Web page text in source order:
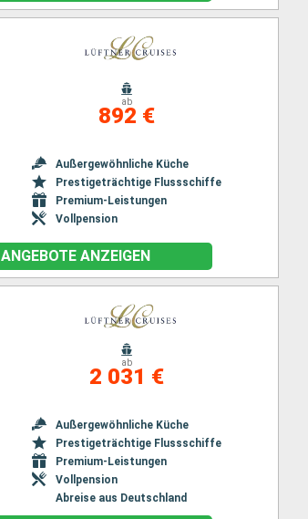
ab
892 €
Außergewöhnliche Küche
Prestigeträchtige Flussschiffe
Premium-Leistungen
Vollpension
ANGEBOTE ANZEIGEN
ab
2 031 €
Außergewöhnliche Küche
Prestigeträchtige Flussschiffe
Premium-Leistungen
Vollpension
Abreise aus Deutschland